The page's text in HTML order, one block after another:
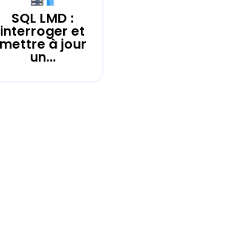
SQL LMD :
interroger et
mettre à jour
un...